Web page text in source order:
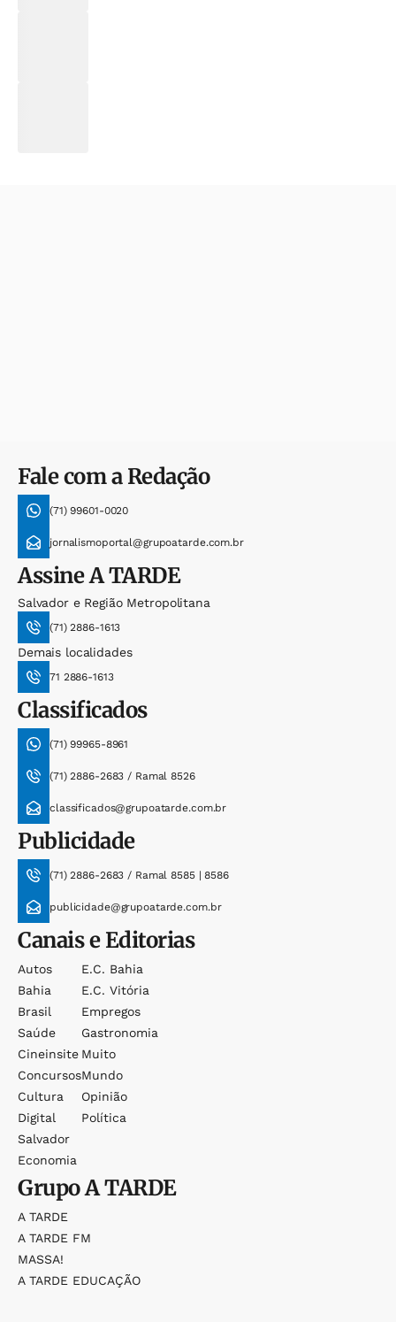
Fale com a Redação
(71) 99601-0020
jornalismoportal@grupoatarde.com.br
AssineA TARDE
Salvador e Região Metropolitana
(71) 2886-1613
Demais localidades
71 2886-1613
Classificados
(71) 99965-8961
(71) 2886-2683 / Ramal 8526
classificados@grupoatarde.com.br
Publicidade
(71) 2886-2683 / Ramal 8585 | 8586
publicidade@grupoatarde.com.br
Canais e Editorias
Autos
Bahia
Brasil
Saúde
Cineinsite
Concursos
Cultura
Digital
Salvador
Economia
E.c. Bahia
E.c. Vitória
Empregos
Gastronomia
Muito
Mundo
Opinião
Política
GrupoA TARDE
A TARDE
A TARDE FM
MASSA!
A TARDE EDUCAÇÃO